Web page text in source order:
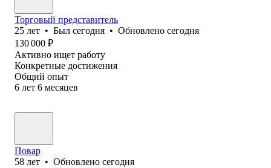
Торговый представитель
25 лет • Был сегодня • Обновлено сегодня
130 000 ₽
Активно ищет работу
Конкретные достижения
Общий опыт
6 лет 6 месяцев
Повар
58 лет • Обновлено сегодня